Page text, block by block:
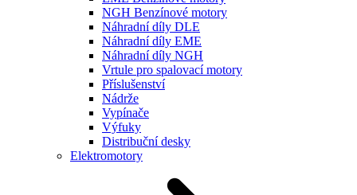
NGH Benzínové motory
Náhradní díly DLE
Náhradní díly EME
Náhradní díly NGH
Vrtule pro spalovací motory
Příslušenství
Nádrže
Vypínače
Výfuky
Distribuční desky
Elektromotory